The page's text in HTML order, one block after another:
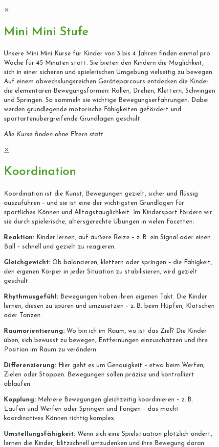
✕
Mini Mini Stufe
Unsere Mini Mini Kurse für Kinder von 3 bis 4 Jahren finden einmal pro
Woche für 45 Minuten statt. Sie bieten den Kindern die Möglichkeit,
sich in einer sicheren und spielerischen Umgebung vielseitig zu bewegen.
Auf einem abwechslungsreichen Geräteparcours entdecken die Kinder
die elementaren Bewegungsformen: Rollen, Drehen, Klettern, Schwingen
und Springen. So sammeln sie wichtige Bewegungserfahrungen. Dabei
werden grundlegende motorische Fähigkeiten gefördert und
sportartenübergreifende Grundlagen geschult.
Alle Kurse finden ohne Eltern statt.
✕
Koordination
Koordination ist die Kunst, Bewegungen gezielt, sicher und flüssig
auszuführen – und sie ist eine der wichtigsten Grundlagen für
sportliches Können und Alltagstauglichkeit. Im Kindersport fördern wir
sie durch spielerische, altersgerechte Übungen in vielen Facetten:
Reaktion: Kinder lernen, auf äußere Reize – z. B. ein Signal oder einen
Ball – schnell und gezielt zu reagieren.
Gleichgewicht: Ob balancieren, klettern oder springen – die Fähigkeit,
den eigenen Körper in jeder Situation zu stabilisieren, wird gezielt
geschult.
Rhythmusgefühl: Bewegungen haben ihren eigenen Takt. Die Kinder
lernen, diesen zu spüren und umzusetzen – z. B. beim Hüpfen, Klatschen
oder Tanzen.
Raumorientierung: Wo bin ich im Raum, wo ist das Ziel? Die Kinder
üben, sich bewusst zu bewegen, Entfernungen einzuschätzen und ihre
Position im Raum zu verändern.
Differenzierung: Hier geht es um Genauigkeit – etwa beim Werfen,
Zielen oder Stoppen. Bewegungen sollen präzise und kontrolliert
ablaufen.
Kopplung: Mehrere Bewegungen gleichzeitig koordinieren – z. B.
Laufen und Werfen oder Springen und Fangen – das macht
koordinatives Können richtig komplex.
Umstellungsfähigkeit: Wenn sich eine Spielsituation plötzlich ändert,
lernen die Kinder, blitzschnell umzudenken und ihre Bewegung daran